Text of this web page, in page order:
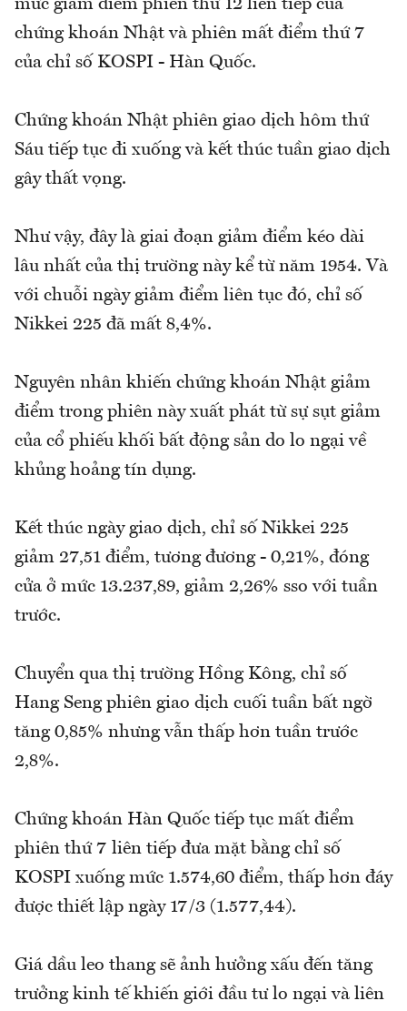
mức giảm điểm phiên thứ 12 liên tiếp của
chứng khoán Nhật và phiên mất điểm thứ 7
của chỉ số KOSPI - Hàn Quốc.
Chứng khoán Nhật phiên giao dịch hôm thứ
Sáu tiếp tục đi xuống và kết thúc tuần giao dịch
gây thất vọng.
Như vậy, đây là giai đoạn giảm điểm kéo dài
lâu nhất của thị trường này kể từ năm 1954. Và
với chuỗi ngày giảm điểm liên tục đó, chỉ số
Nikkei 225 đã mất 8,4%.
Nguyên nhân khiến chứng khoán Nhật giảm
điểm trong phiên này xuất phát từ sự sụt giảm
của cổ phiếu khối bất động sản do lo ngại về
khủng hoảng tín dụng.
Kết thúc ngày giao dịch, chỉ số Nikkei 225
giảm 27,51 điểm, tương đương - 0,21%, đóng
cửa ở mức 13.237,89, giảm 2,26% sso với tuần
trước.
Chuyển qua thị trường Hồng Kông, chỉ số
Hang Seng phiên giao dịch cuối tuần bất ngờ
tăng 0,85% nhưng vẫn thấp hơn tuần trước
2,8%.
Chứng khoán Hàn Quốc tiếp tục mất điểm
phiên thứ 7 liên tiếp đưa mặt bằng chỉ số
KOSPI xuống mức 1.574,60 điểm, thấp hơn đáy
được thiết lập ngày 17/3 (1.577,44).
Giá dầu leo thang sẽ ảnh hưởng xấu đến tăng
trưởng kinh tế khiến giới đầu tư lo ngại và liên